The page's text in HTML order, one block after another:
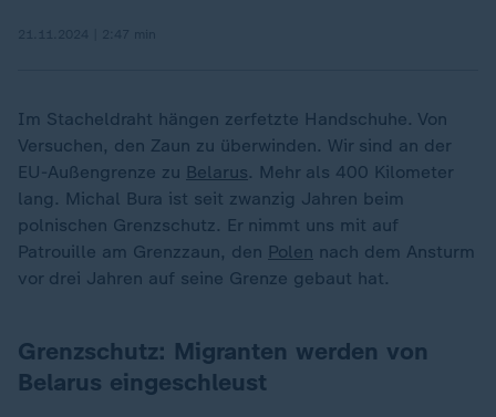
Im Stacheldraht hängen zerfetzte Handschuhe. Von
Versuchen, den Zaun zu überwinden. Wir sind an der
EU-Außengrenze zu Belarus. Mehr als 400 Kilometer
lang. Michal Bura ist seit zwanzig Jahren beim
polnischen Grenzschutz. Er nimmt uns mit auf
Patrouille am Grenzzaun, den Polen nach dem Ansturm
vor drei Jahren auf seine Grenze gebaut hat.
Grenzschutz: Migranten werden von
Belarus eingeschleust